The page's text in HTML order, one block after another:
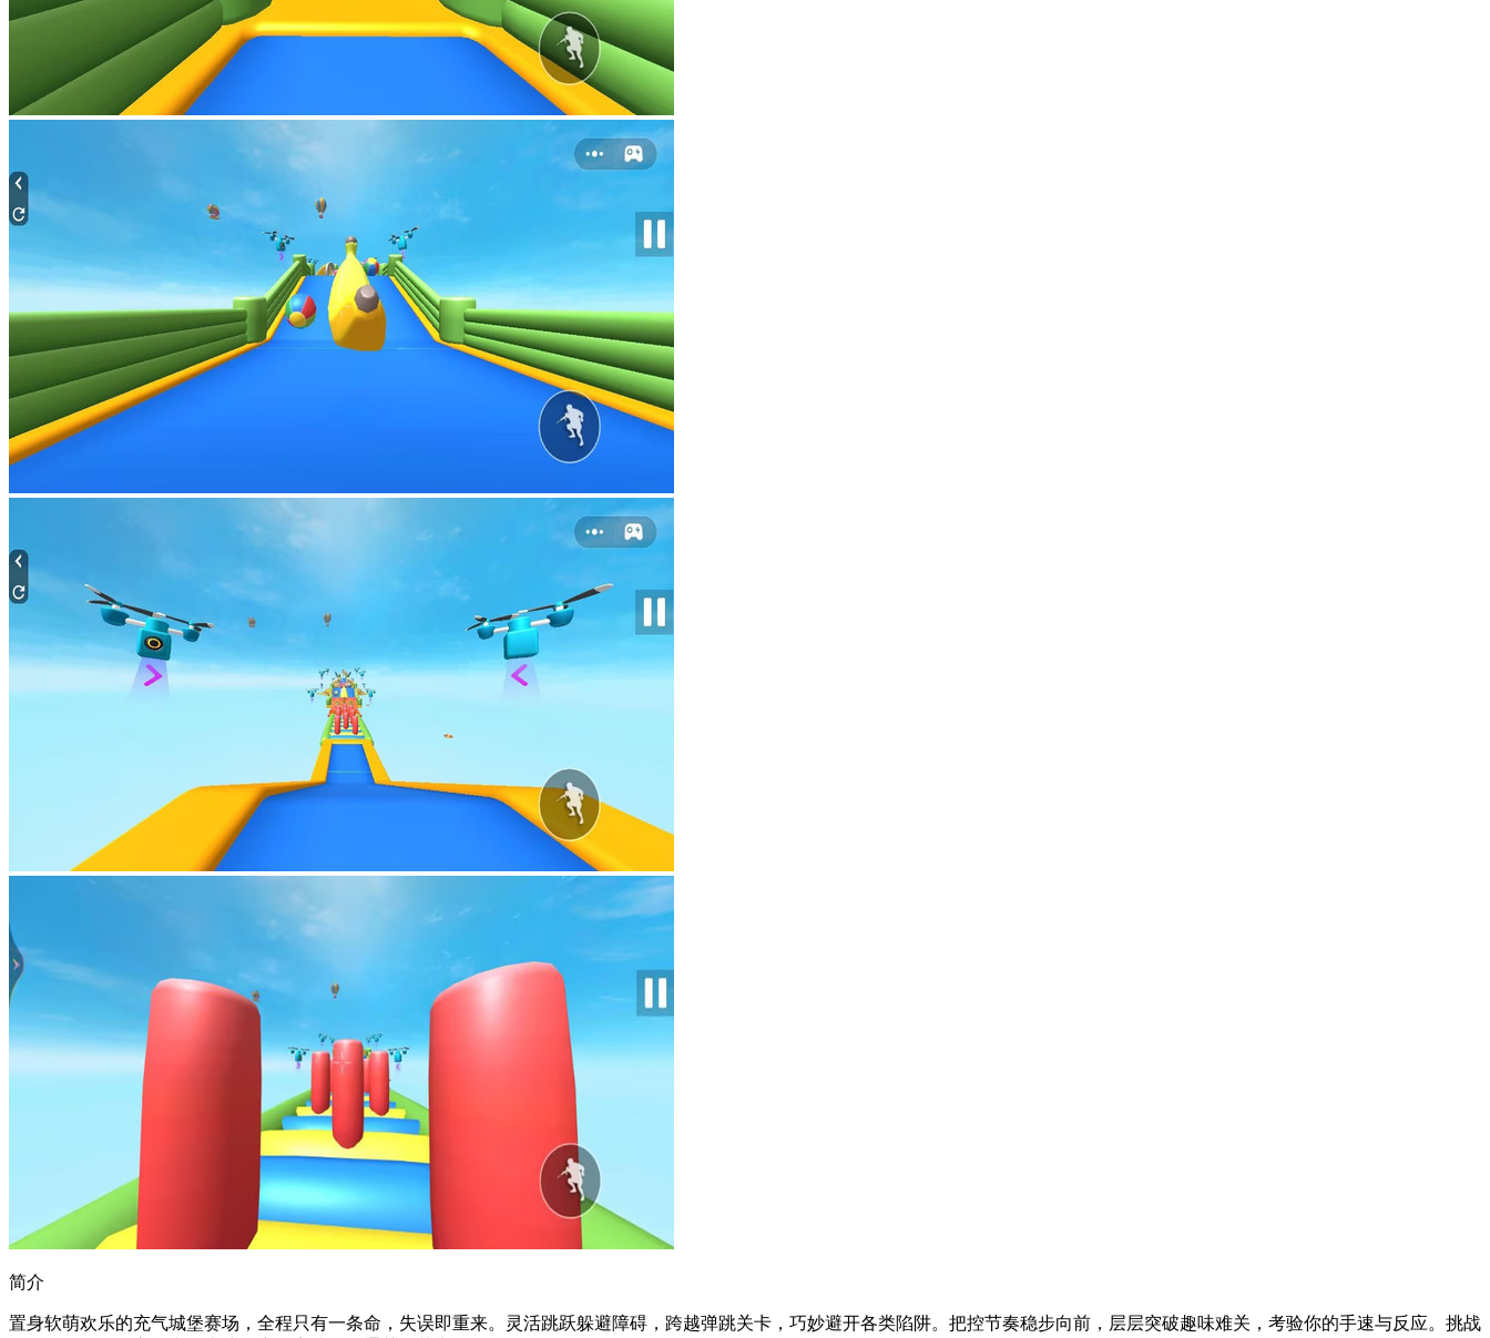
简介
置身软萌欢乐的充气城堡赛场，全程只有一条命，失误即重来。灵活跳跃躲避障碍，跨越弹跳关卡，巧妙避开各类陷阱。把控节奏稳步向前，层层突破趣味难关，考验你的手速与反应。挑战